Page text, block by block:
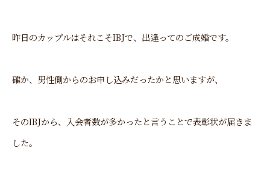
昨日のカップルはそれこそIBJで、出逢ってのご成婚です。
確か、男性側からのお申し込みだったかと思いますが、
そのIBJから、入会者数が多かったと言うことで表彰状が届きま
した。